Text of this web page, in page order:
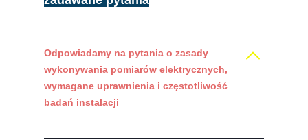
Odpowiadamy na pytania o zasady
wykonywania pomiarów elektrycznych,
wymagane uprawnienia i częstotliwość
badań instalacji